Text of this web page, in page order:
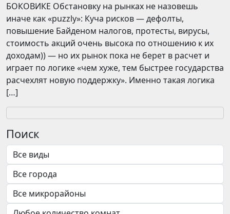
БОКОВИКЕ Обстановку на рынках не назовешь
иначе как «puzzly»: Куча рисков — дефолты,
повышение Байденом налогов, протесты, вирусы,
стоимость акций очень высока по отношению к их
доходам)) — но их рынок пока не берет в расчет и
играет по логике «чем хуже, тем быстрее государства
расчехлят новую поддержку». Именно такая логика
[…]
Поиск